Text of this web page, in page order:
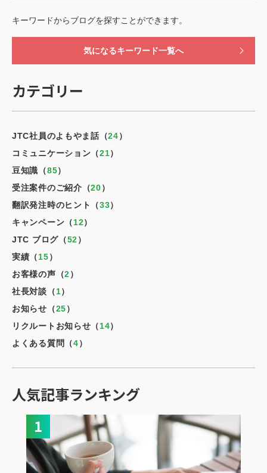
キーワードからブログを探すことができます。
気になるキーワード一覧へ
カテゴリー
JTC社員のよもやま話（24）
コミュニケーション（21）
豆知識（85）
受注案件のご紹介（20）
翻訳発注時のヒント（33）
キャンペーン（12）
JTC ブログ（52）
実績（15）
お客様の声（2）
社長対談（1）
お知らせ（25）
リクルートお知らせ（14）
よくある質問（4）
人気記事ランキング